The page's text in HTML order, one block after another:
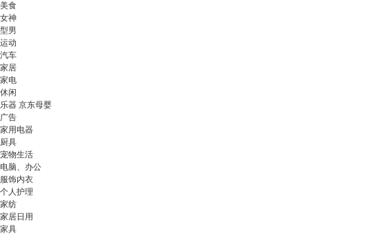
美食
女神
型男
运动
汽车
家居
家电
休闲
乐器 京东母婴
广告
家用电器
厨具
宠物生活
电脑、办公
服饰内衣
个人护理
家纺
家居日用
家具